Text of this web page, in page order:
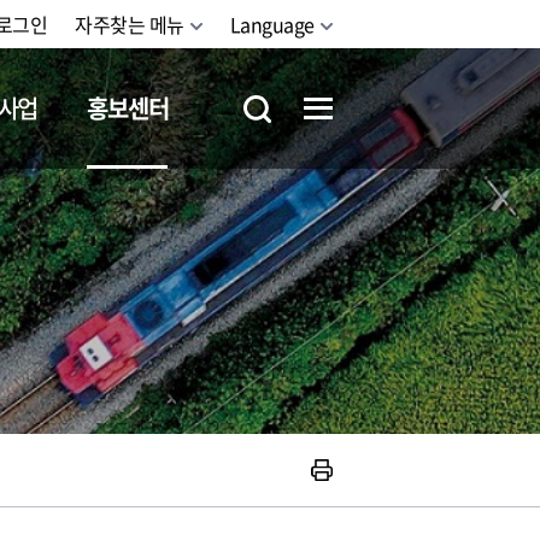
그인 자주찾는 메뉴 Language
업 홍보센터
철도체험